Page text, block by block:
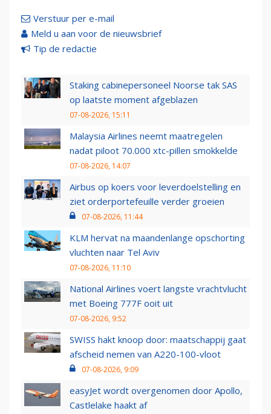
Verstuur per e-mail
Meld u aan voor de nieuwsbrief
Tip de redactie
Staking cabinepersoneel Noorse tak SAS
op laatste moment afgeblazen
07-08-2026, 15:11
Malaysia Airlines neemt maatregelen
nadat piloot 70.000 xtc-pillen smokkelde
07-08-2026, 14:07
Airbus op koers voor leverdoelstelling en
ziet orderportefeuille verder groeien
07-08-2026, 11:44
KLM hervat na maandenlange opschorting
vluchten naar Tel Aviv
07-08-2026, 11:10
National Airlines voert langste vrachtvlucht
met Boeing 777F ooit uit
07-08-2026, 9:52
SWISS hakt knoop door: maatschappij gaat
afscheid nemen van A220-100-vloot
07-08-2026, 9:09
easyJet wordt overgenomen door Apollo,
Castlelake haakt af